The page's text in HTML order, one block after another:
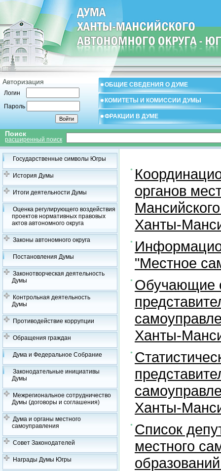
Авторизация
Логин
Пароль
ОБЩИЕ СВЕДЕНИЯ О ДУМЕ
КОМИТЕТЫ И КОМИССИИ ДУМЫ
ФРАКЦИИ В ДУМЕ
Поиск
расширенный поиск
Государственные символы Югры
История Думы
Итоги деятельности Думы
Оценка регулирующего воздействия
проектов нормативных правовых
актов автономного округа
Законы автономного округа
Постановления Думы
Законотворческая деятельность
Думы
Контрольная деятельность
Думы
Противодействие коррупции
Обращения граждан
Дума и Федеральное Собрание
Законодательные инициативы
Думы
Межрегиональное сотрудничество
Думы (договоры и соглашения)
Дума и органы местного
самоуправления
Совет Законодателей
Награды Думы Югры
органов
Ханты-
"Местное
Обучающие
Ханты-
Ханты-
Список
местного